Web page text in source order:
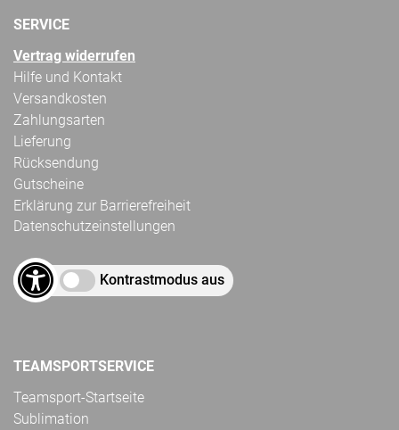
SERVICE
Vertrag widerrufen
Hilfe und Kontakt
Versandkosten
Zahlungsarten
Lieferung
Rücksendung
Gutscheine
Erklärung zur Barrierefreiheit
Datenschutzeinstellungen
Kontrastmodus aus
TEAMSPORTSERVICE
Teamsport-Startseite
Sublimation